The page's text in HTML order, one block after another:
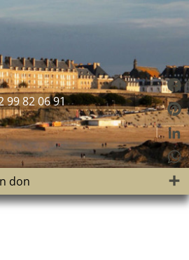
99 82 06 91
don